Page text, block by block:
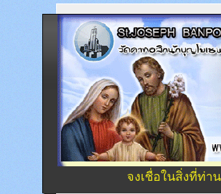
จงเชื่อในสิ่งที่ท่